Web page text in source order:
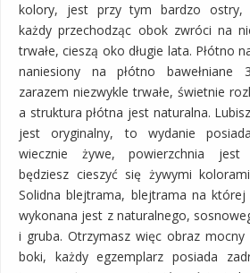
kolory, jest przy tym bardzo ostry,
każdy przechodząc obok zwróci na
trwałe, cieszą oko długie lata. Płótno
naniesiony na płótno bawełniane
zarazem niezwykle trwałe, świetnie
a struktura płótna jest naturalna.
jest oryginalny, to wydanie
wiecznie żywe, powierzchnia jest
będziesz cieszyć się żywymi
Solidna blejtrama, blejtrama na której
wykonana jest z naturalnego,
i gruba. Otrzymasz więc obraz mocny
boki, każdy egzemplarz posiada